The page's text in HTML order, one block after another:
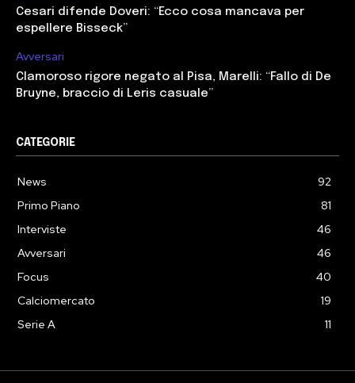
Cesari difende Doveri: “Ecco cosa mancava per
espellere Bisseck”
Avversari
Clamoroso rigore negato al Pisa, Marelli: “Fallo di De
Bruyne, braccio di Leris casuale”
CATEGORIE
News
92
Primo Piano
81
Interviste
46
Avversari
46
Focus
40
Calciomercato
19
Serie A
11